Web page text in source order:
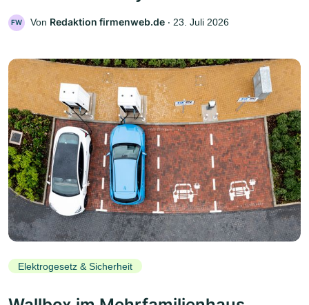
FW Von Redaktion firmenweb.de ‧ 23. Juli 2026
Elektrogesetz & Sicherheit